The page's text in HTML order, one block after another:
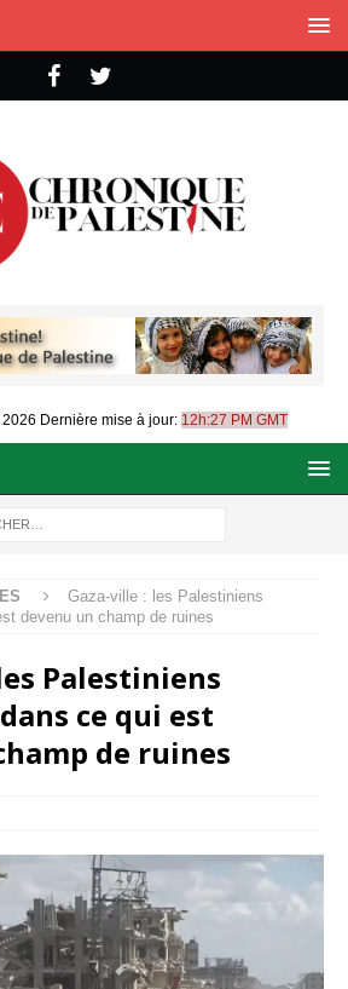
Dernière mise à jour: 12h:27 PM GMT
Gaza-ville : les Palestiniens
devenu un champ de ruines
Palestiniens
ce qui est
de ruines